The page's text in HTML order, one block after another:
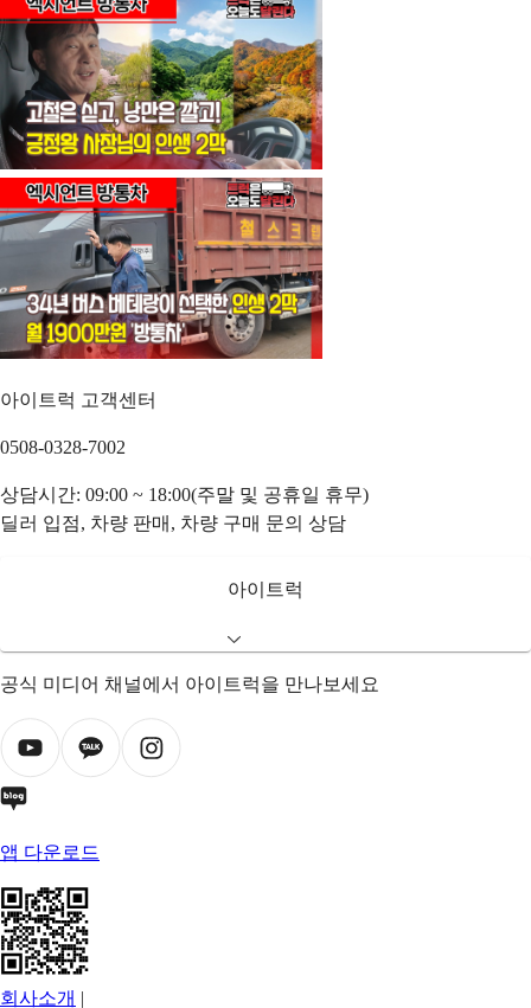
아이트럭 고객센터
0508-0328-7002
상담시간: 09:00 ~ 18:00(주말 및 공휴일 휴무)
딜러 입점, 차량 판매, 차량 구매 문의 상담
아이트럭
공식 미디어 채널에서 아이트럭을 만나보세요
앱 다운로드
회사소개 |